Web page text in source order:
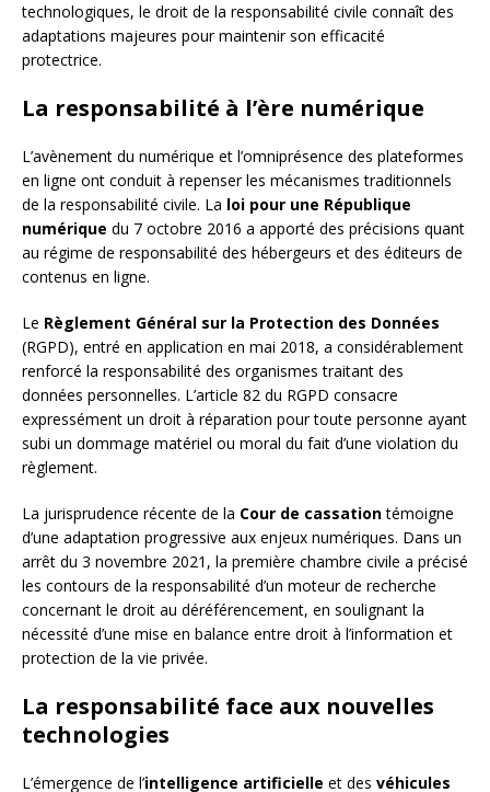
technologiques, le droit de la responsabilité civile connaît des
adaptations majeures pour maintenir son efficacité
protectrice.
La responsabilité à l’ère numérique
L’avènement du numérique et l’omniprésence des plateformes
en ligne ont conduit à repenser les mécanismes traditionnels
de la responsabilité civile. La loi pour une République
numérique du 7 octobre 2016 a apporté des précisions quant
au régime de responsabilité des hébergeurs et des éditeurs de
contenus en ligne.
Le Règlement Général sur la Protection des Données
(RGPD), entré en application en mai 2018, a considérablement
renforcé la responsabilité des organismes traitant des
données personnelles. L’article 82 du RGPD consacre
expressément un droit à réparation pour toute personne ayant
subi un dommage matériel ou moral du fait d’une violation du
règlement.
La jurisprudence récente de la Cour de cassationtémoigne
d’une adaptation progressive aux enjeux numériques. Dans un
arrêt du 3 novembre 2021, la première chambre civile a précisé
les contours de la responsabilité d’un moteur de recherche
concernant le droit au déréférencement, en soulignant la
nécessité d’une mise en balance entre droit à l’information et
protection de la vie privée.
La responsabilité face aux nouvelles
technologies
L’émergence de l’intelligence artificielle et des véhicules